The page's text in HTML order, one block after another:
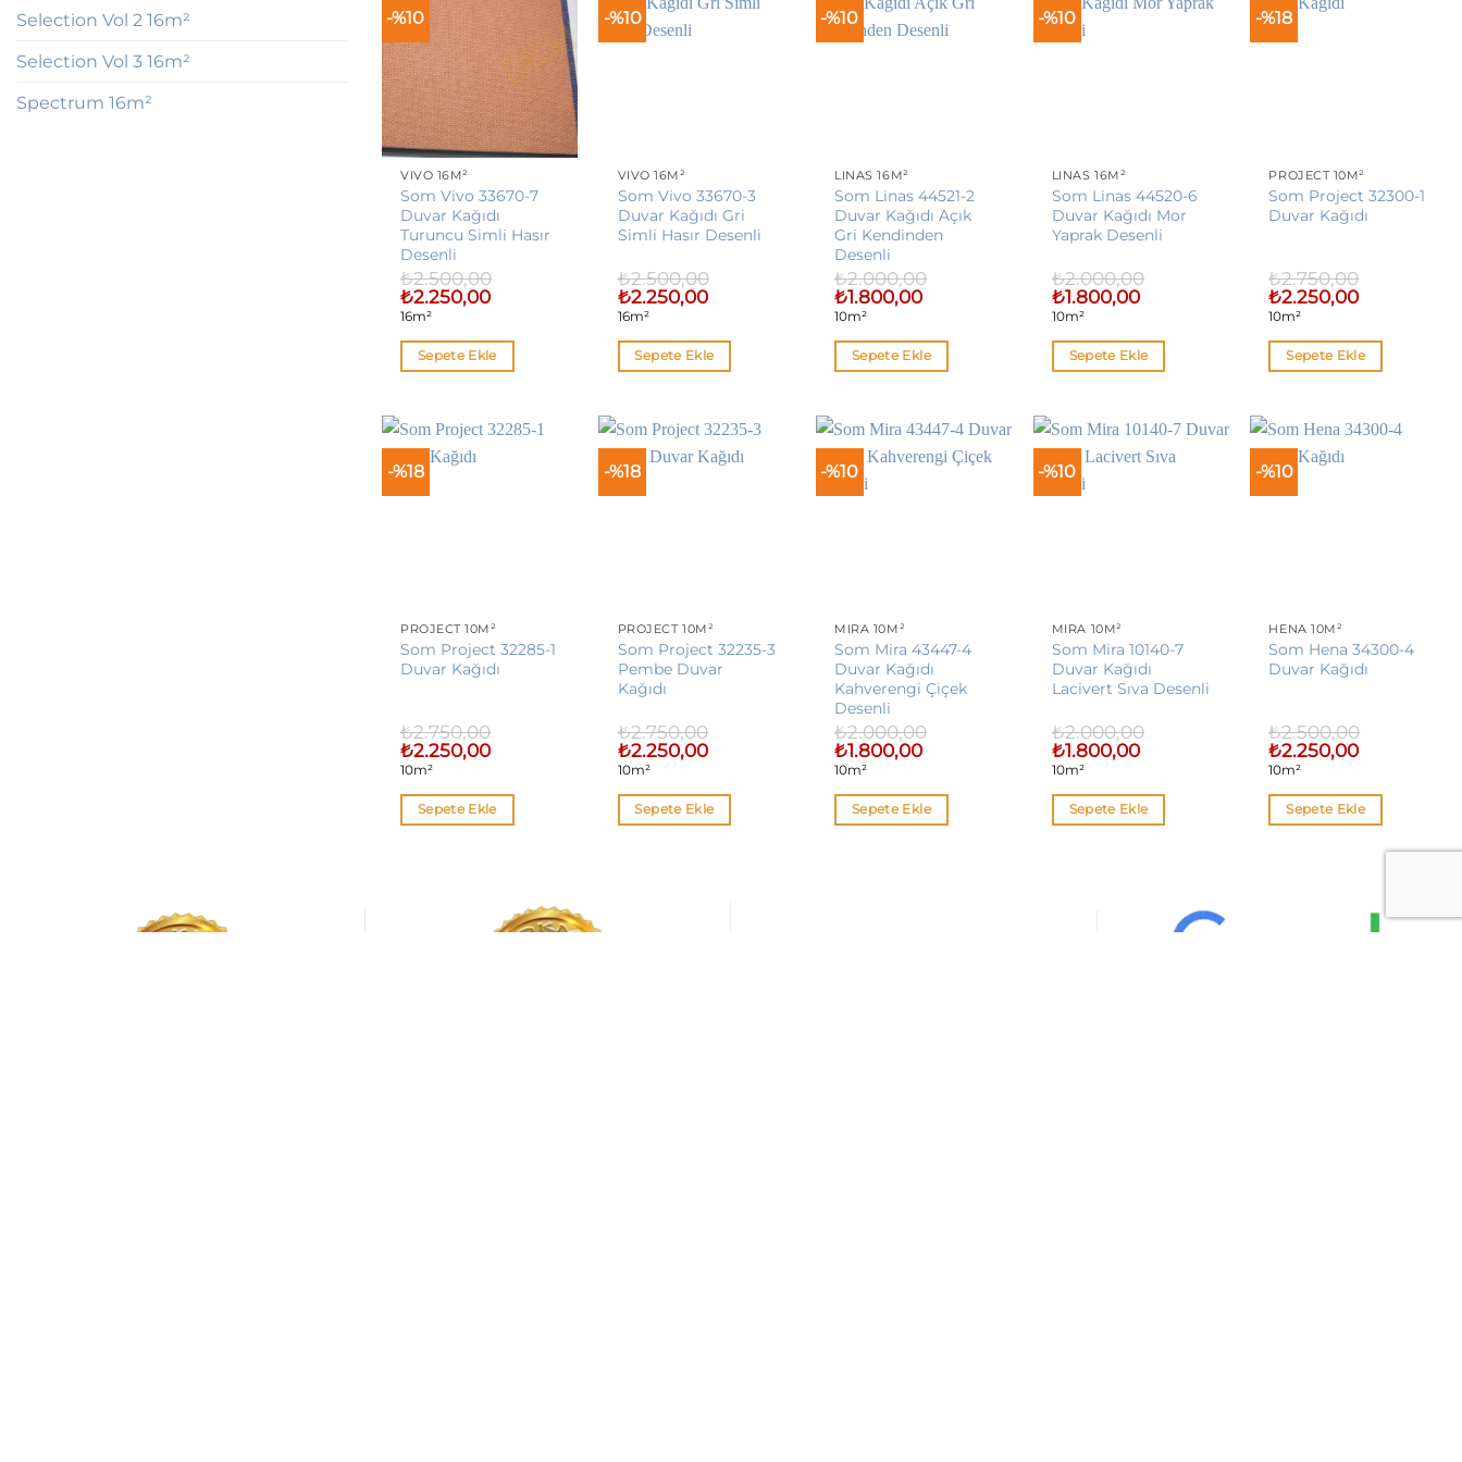
Selection Vol 2 16m²
Selection Vol 3 16m²
Spectrum 16m²
-%10
VIVO 16M²
Som Vivo 33670-7
Duvar Kağıdı
Turuncu Simli Hasır
Desenli
₺2.500,00
Orijinal
fiyat:
₺2.500,00.
₺2.250,00Şu
₺2.250,00.
16m²
Sepete Ekle
-%10
VIVO 16M²
Som Vivo 33670-3
Duvar Kağıdı Gri
Simli Hasır Desenli
₺2.500,00
Orijinal
fiyat:
₺2.500,00.
₺2.250,00Şu
andaki
₺2.250,00.
16m²
Sepete Ekle
-%10
LINAS 16M²
Som Linas 44521-2
Duvar Kağıdı Açık
Gri Kendinden
Desenli
₺2.000,00
Orijinal
fiyat:
₺2.000,00.
₺1.800,00Şu
₺1.800,00.
10m²
Sepete Ekle
-%10
LINAS 16M²
Som Linas 44520-6
Duvar Kağıdı Mor
Yaprak Desenli
₺2.000,00
Orijinal
fiyat:
₺2.000,00.
₺1.800,00Şu
andaki
₺1.800,00.
10m²
Sepete Ekle
-%18
PROJECT 10M²
Som Project 32300-1
Duvar Kağıdı
₺2.750,00
Orijinal
fiyat:
₺2.750,00.
₺2.250,00Şu
₺2.250,00.
10m²
Sepete Ekle
-%18
PROJECT 10M²
Som Project 32285-1
Duvar Kağıdı
₺2.750,00
Orijinal
fiyat:
₺2.750,00.
₺2.250,00Şu
₺2.250,00.
10m²
Sepete Ekle
-%18
PROJECT 10M²
Som Project 32235-3
Pembe Duvar
Kağıdı
₺2.750,00
Orijinal
fiyat:
₺2.750,00.
₺2.250,00Şu
andaki
₺2.250,00.
10m²
Sepete Ekle
-%10
MIRA 10M²
Som Mira 43447-4
Duvar Kağıdı
Kahverengi Çiçek
Desenli
₺2.000,00
Orijinal
fiyat:
₺2.000,00.
₺1.800,00Şu
₺1.800,00.
10m²
Sepete Ekle
-%10
MIRA 10M²
Som Mira 10140-7
Duvar Kağıdı
Lacivert Sıva Desenli
₺2.000,00
Orijinal
fiyat:
₺2.000,00.
₺1.800,00Şu
andaki
₺1.800,00.
10m²
Sepete Ekle
-%10
HENA 10M²
Som Hena 34300-4
Duvar Kağıdı
₺2.500,00
Orijinal
fiyat:
₺2.500,00.
₺2.250,00Şu
₺2.250,00.
10m²
Sepete Ekle